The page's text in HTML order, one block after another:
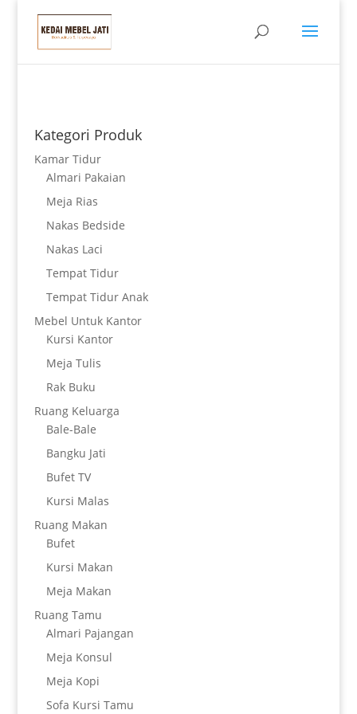
Kategori Produk
Kamar Tidur
Almari Pakaian
Meja Rias
Nakas Bedside
Nakas Laci
Tempat Tidur
Tempat Tidur Anak
Mebel Untuk Kantor
Kursi Kantor
Meja Tulis
Rak Buku
Ruang Keluarga
Bale-Bale
Bangku Jati
Bufet TV
Kursi Malas
Ruang Makan
Bufet
Kursi Makan
Meja Makan
Ruang Tamu
Almari Pajangan
Meja Konsul
Meja Kopi
Sofa Kursi Tamu